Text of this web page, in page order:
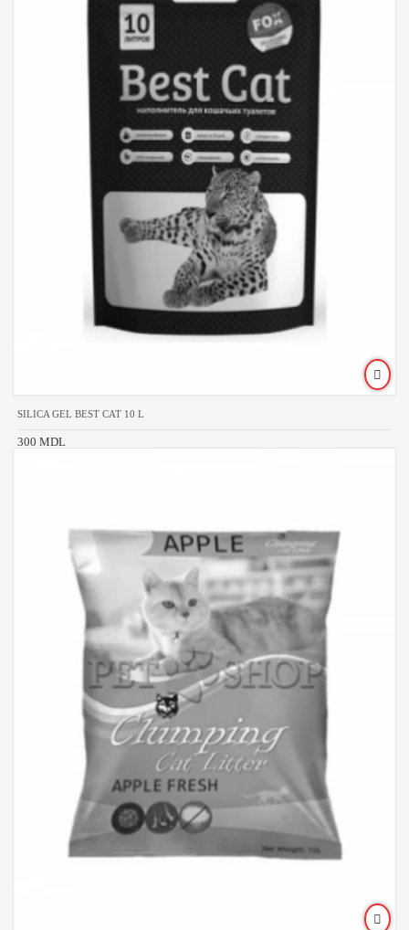
SILICA GEL BEST CAT 10 L
300 MDL